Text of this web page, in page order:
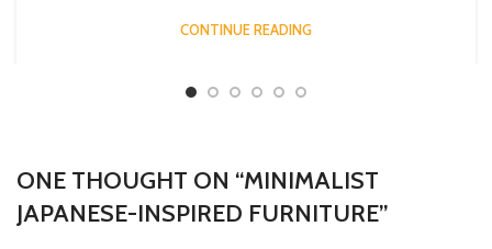
CONTINUE READING
ONE THOUGHT ON “MINIMALIST
JAPANESE-INSPIRED FURNITURE”